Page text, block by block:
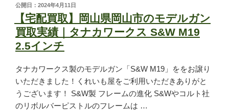
くれいも屋について
スタッフ紹介
スタッフブログ
オンラインショップ
公開日：2024年4月11日
【宅配買取】岡山県岡山市のモデルガン
買取実績｜タナカワークス S&W M19
2.5インチ
タナカワークス製のモデルガン「S&W M19」ををお譲り
いただきました！くれいも屋をご利用いただきありがと
うございます！ S&W製 フレームの進化 S&Wやコルト社
のリボルバーピストルのフレームは …